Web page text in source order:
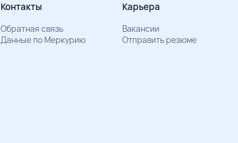
Контакты
Обратная связь
Данные по Меркурию
Карьера
Вакансии
Отправить резюме